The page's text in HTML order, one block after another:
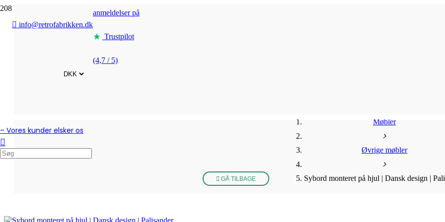
info@retrofabrikken.dk
anmeldelser på
Trustpilot
(4,7 / 5)
– Vores kunder elsker os
GÅ TILBAGE
Møbler
Øvrige møbler
Sybord monteret på hjul | Dansk design |